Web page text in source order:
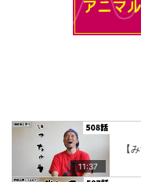
11:37